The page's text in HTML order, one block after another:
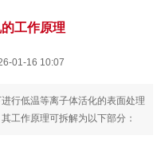
工作原理
01-16 10:07
行低温等离子体活化的表面处理
工作原理可拆解为以下部分：